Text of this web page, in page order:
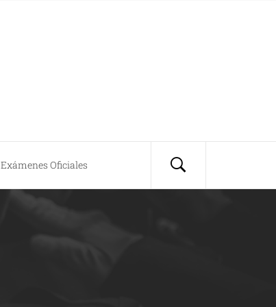
Exámenes Oficiales